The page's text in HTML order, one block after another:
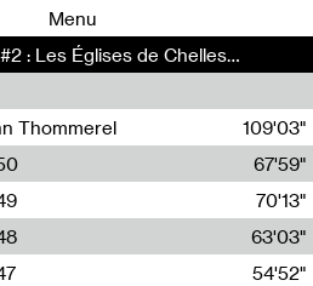
Menu
de Chelles - Les Centres Passagers (2)
Thommerel
109'03"
67'59"
70'13"
63'03"
54'52"
00
00